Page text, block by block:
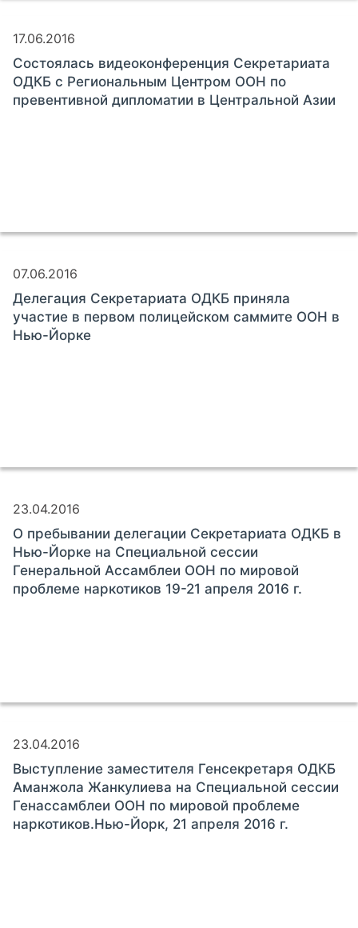
17.06.2016
Состоялась видеоконференция Секретариата
ОДКБ с Региональным Центром ООН по
превентивной дипломатии в Центральной Азии
07.06.2016
Делегация Секретариата ОДКБ приняла
участие в первом полицейском саммите ООН в
Нью-Йорке
23.04.2016
О пребывании делегации Секретариата ОДКБ в
Нью-Йорке на Специальной сессии
Генеральной Ассамблеи ООН по мировой
проблеме наркотиков 19-21 апреля 2016 г.
23.04.2016
Выступление заместителя Генсекретаря ОДКБ
Аманжола Жанкулиева на Специальной сессии
Генассамблеи ООН по мировой проблеме
наркотиков.Нью-Йорк, 21 апреля 2016 г.